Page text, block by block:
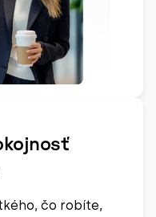
čo robíte,